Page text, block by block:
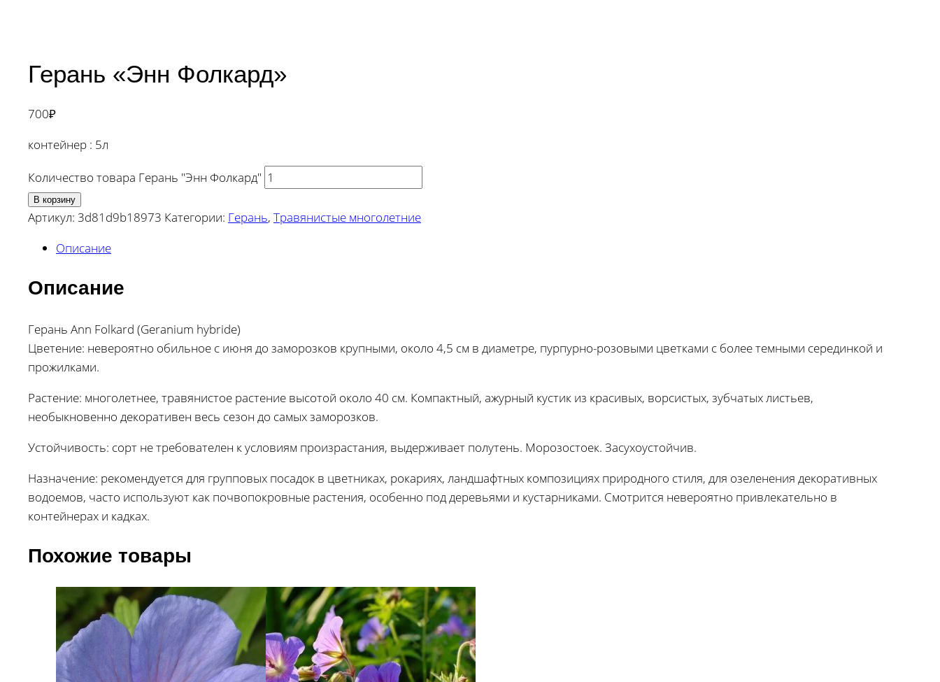
Герань «Энн Фолкард»
700₽
контейнер : 5л
Количество товара Герань "Энн Фолкард"
В корзину
Артикул: 3d81d9b18973 Категории: Герань, Травянистые многолетние
Описание
Описание
Герань Ann Folkard (Geranium hybride)
Цветение: невероятно обильное с июня до заморозков крупными, около 4,5 см в диаметре, пурпурно-розовыми цветками с более темными серединкой и
прожилками.
Растение: многолетнее, травянистое растение высотой около 40 см. Компактный, ажурный кустик из красивых, ворсистых, зубчатых листьев,
необыкновенно декоративен весь сезон до самых заморозков.
Устойчивость: сорт не требователен к условиям произрастания, выдерживает полутень. Морозостоек. Засухоустойчив.
Назначение: рекомендуется для групповых посадок в цветниках, рокариях, ландшафтных композициях природного стиля, для озеленения декоративных
водоемов, часто используют как почвопокровные растения, особенно под деревьями и кустарниками. Смотрится невероятно привлекательно в
контейнерах и кадках.
Похожие товары